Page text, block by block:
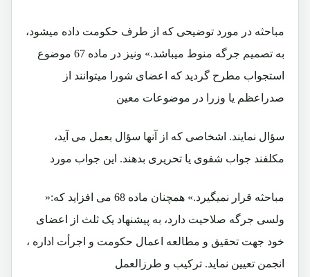
مباحثه در مورد توضيحی که از طرف حکومت داده ميشود،
به تصميم جرگه منوط ميباشد.» ونيز در ماده 67 موضوع
استجواب مطرح گرديد که اعضای شورا ميتوانند از
صدراعظم يا وزرا در موضوعات معين
سؤال نمايند. اشخاصی که از آنها سؤال بعمل می آيد،
مکلفند جواب شفوی يا تحريری بدهند. اين جواب مورد
مباحثه قرار نميگيرد.» همچنان ماده 68 می افزايد که:«
ولسی جرگه صلاحيت دارد، به پيشنهاد يک ثلث از اعضای
خود جهت تحقيق و مطالعه اعمال حکومت و اجرأت اداره ،
انجمن تعيين نمايد. ترکيب و طرزالعمل